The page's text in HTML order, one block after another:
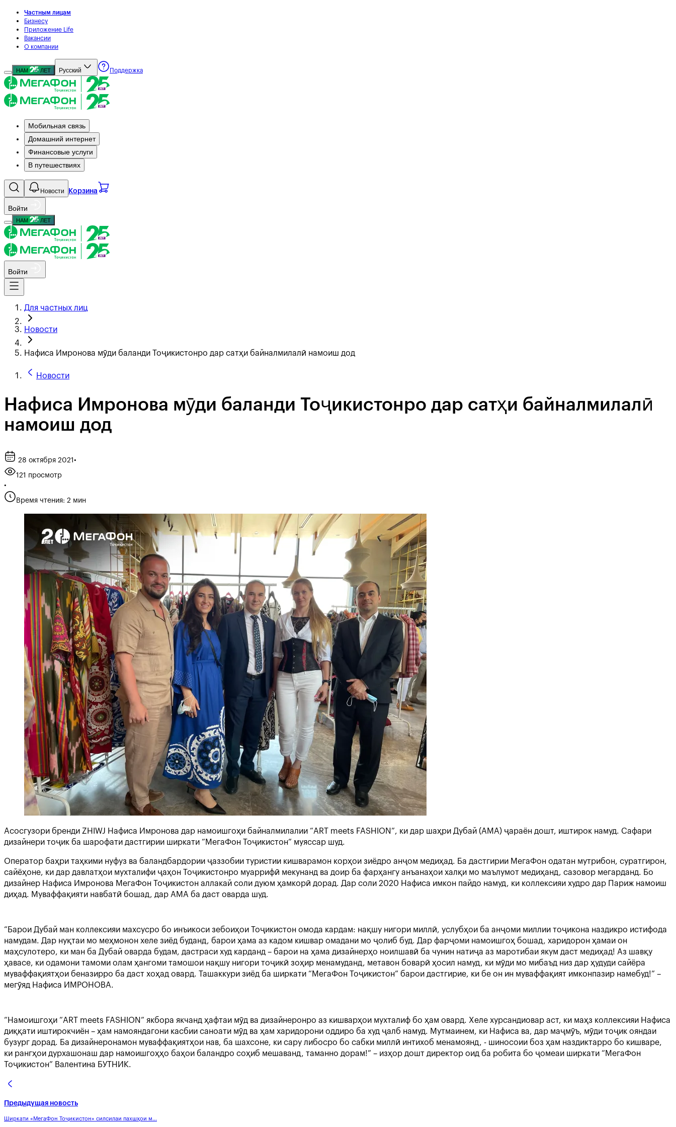
Частным лицам
Бизнесу
Приложение Life
Вакансии
О компании
НАМ ЛЕТ Русский Поддержка
Мобильная связь
Домашний интернет
Финансовые услуги
В путешествиях
Новости Корзина
Войти
НАМ ЛЕТ
Войти
Для частных лиц
Новости
Нафиса Имронова мӯди баланди Тоҷикистонро дар сатҳи байналмилалӣ намоиш дод
Новости
Нафиса Имронова мӯди баланди Тоҷикистонро дар сатҳи байналмилалӣ
намоиш дод
28 октября 2021 •
121 просмотр
•
Время чтения: 2 мин
Асосгузори бренди ZHIWJ Нафиса Имронова дар намоишгоҳи байналмилалии “ART meets FASHION”, ки дар шаҳри Дубай (АМА) ҷараён дошт, иштирок намуд. Сафари
дизайнери тоҷик ба шарофати дастгирии ширкати “МегаФон Тоҷикистон” муяссар шуд.
Оператор баҳри таҳкими нуфуз ва баландбардории ҷаззобии туристии кишварамон корҳои зиёдро анҷом медиҳад. Ба дастгирии МегаФон одатан мутрибон, суратгирон,
сайёҳоне, ки дар давлатҳои мухталифи ҷаҳон Тоҷикистонро муаррифӣ мекунанд ва доир ба фарҳангу анъанаҳои халқи мо маълумот медиҳанд, сазовор мегарданд. Бо
дизайнер Нафиса Имронова МегаФон Тоҷикистон аллакай соли дуюм ҳамкорӣ дорад. Дар соли 2020 Нафиса имкон пайдо намуд, ки коллексияи худро дар Париж намоиш
диҳад. Муваффақияти навбатӣ бошад, дар АМА ба даст оварда шуд.
“Барои Дубай ман коллексияи махсусро бо инъикоси зебоиҳои Тоҷикистон омода кардам: нақшу нигори миллӣ, услубҳои ба анҷоми миллии тоҷикона наздикро истифода
намудам. Дар нуқтаи мо меҳмонон хеле зиёд буданд, барои ҳама аз кадом кишвар омадани мо ҷолиб буд. Дар фарҷоми намоишгоҳ бошад, харидорон ҳамаи он
маҳсулотеро, ки ман ба Дубай оварда будам, дастраси худ карданд – барои на ҳама дизайнерҳо ноилшавӣ ба чунин натиҷа аз маротибаи якум даст медиҳад! Аз шавқу
ҳавасе, ки одамони тамоми олам ҳангоми тамошои нақшу нигори тоҷикӣ зоҳир менамуданд, метавон боварӣ ҳосил намуд, ки мӯди мо мибаъд низ дар ҳудуди сайёра
муваффақиятҳои беназирро ба даст хоҳад овард. Ташаккури зиёд ба ширкати “МегаФон Тоҷикистон” барои дастгирие, ки бе он ин муваффақият имконпазир намебуд!” –
мегӯяд Нафиса ИМРОНОВА.
“Намоишгоҳи “ART meets FASHION” якбора якчанд ҳафтаи мӯд ва дизайнеронро аз кишварҳои мухталиф бо ҳам овард. Хеле хурсандиовар аст, ки маҳз коллексияи Нафиса
диққати иштирокчиён – ҳам намояндагони касбии саноати мӯд ва ҳам харидорони оддиро ба худ ҷалб намуд. Мутмаинем, ки Нафиса ва, дар маҷмӯъ, мӯди тоҷик ояндаи
бузург дорад. Ба дизайнеронамон муваффақиятҳои нав, ба шахсоне, ки сару либосро бо сабки миллӣ интихоб менамоянд, - шиносоии боз ҳам наздиктарро бо кишваре,
ки рангҳои дурхашонаш дар намоишгоҳҳо баҳои баландро соҳиб мешаванд, таманно дорам!” – изҳор дошт директор оид ба робита бо ҷомеаи ширкати “МегаФон
Тоҷикистон” Валентина БУТНИК.
Предыдущая новость
Ширкати «МегаФон Тоҷикистон» силсилаи пахшҳои м...